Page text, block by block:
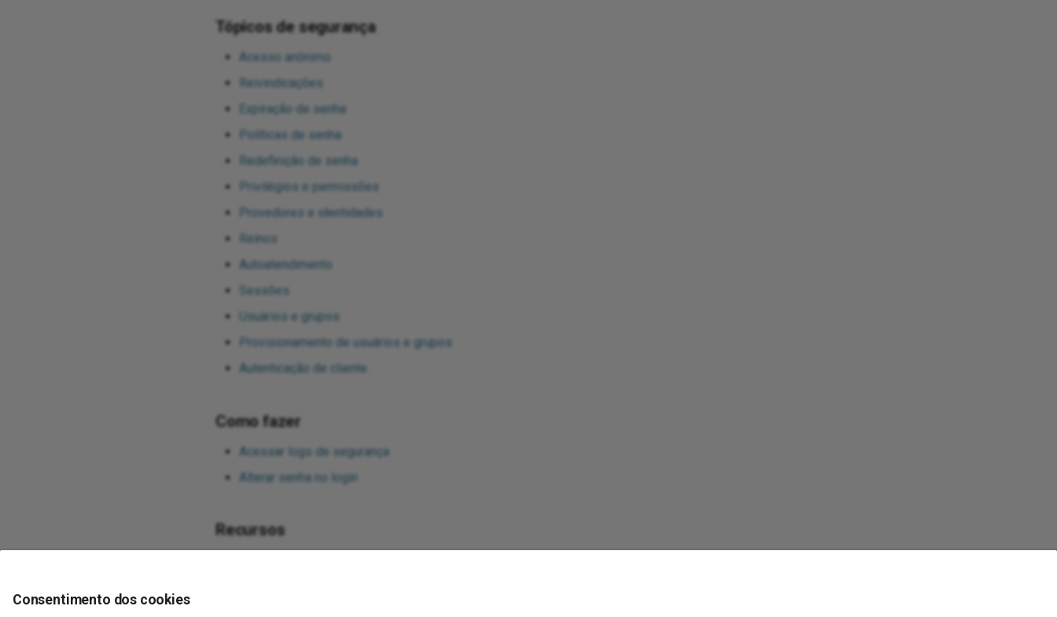
Tópicos de segurança
Acesso anônimo
Reivindicações
Expiração de senha
Políticas de senha
Redefinição de senha
Privilégios e permissões
Provedores e identidades
Reinos
Autoatendimento
Sessões
Usuários e grupos
Provisionamento de usuários e grupos
Autenticação de cliente
Como fazer
Acessar logs de segurança
Alterar senha no login
Recursos
Consentimento dos cookies